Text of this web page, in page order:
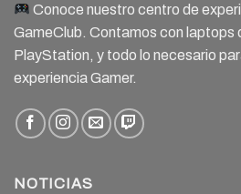
Conoce nuestro centro de
GameClub. Contamos con laptops
PlayStation, y todo lo necesario
experiencia Gamer.
NOTICIAS